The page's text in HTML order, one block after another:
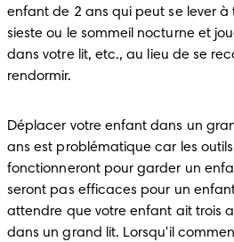
enfant de 2 ans qui peut se lever
sieste ou le sommeil nocturne et
dans votre lit, etc., au lieu de se
rendormir.
Déplacer votre enfant dans un
ans est problématique car les
fonctionneront pour garder un
seront pas efficaces pour un
attendre que votre enfant ait trois
dans un grand lit. Lorsqu'il